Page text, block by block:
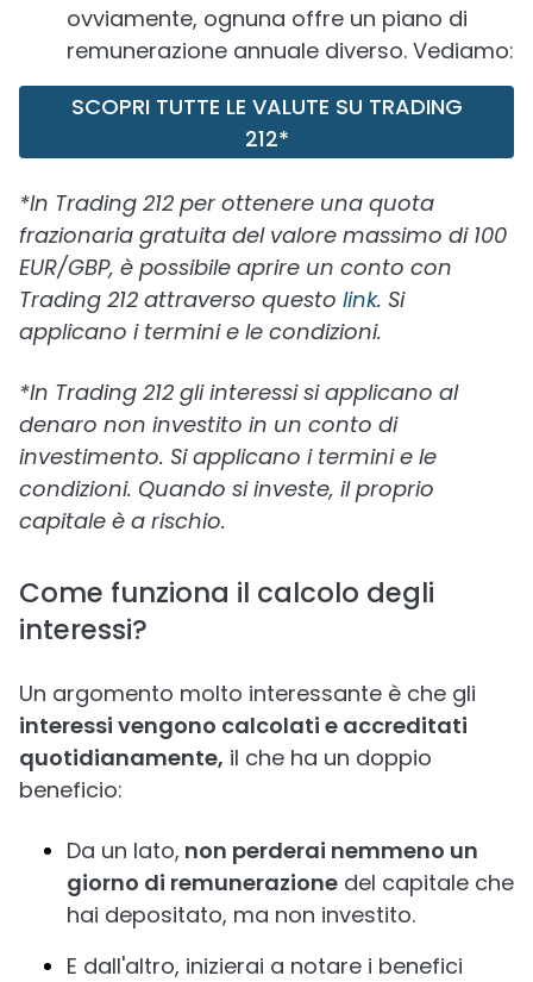
ovviamente, ognuna offre un piano di
remunerazione annuale diverso. Vediamo:
SCOPRI TUTTE LE VALUTE SU TRADING
212*
*In Trading 212 per ottenere una quota
frazionaria gratuita del valore massimo di 100
EUR/GBP, è possibile aprire un conto con
Trading 212 attraverso questo link. Si
applicano i termini e le condizioni.
*In Trading 212 gli interessi si applicano al
denaro non investito in un conto di
investimento. Si applicano i termini e le
condizioni. Quando si investe, il proprio
capitale è a rischio.
Come funziona il calcolo degli
interessi?
Un argomento molto interessante è che gli
interessi vengono calcolati e accreditati
quotidianamente, il che ha un doppio
beneficio:
Da un lato, non perderai nemmeno un
giorno di remunerazione del capitale che
hai depositato, ma non investito.
E dall'altro, inizierai a notare i benefici